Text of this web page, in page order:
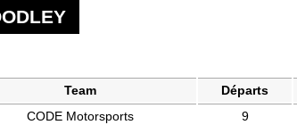
Team Départs
CODE Motorsports 9